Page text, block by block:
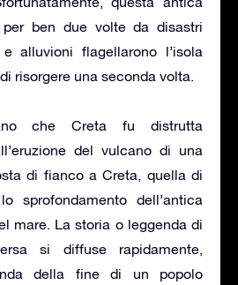
ben due volte da disastri
alluvioni flagellarono l’isola
risorgere una seconda volta.
che Creta fu distrutta
del vulcano di una
di fianco a Creta, quella di
sprofondamento dell’antica
mare. La storia o leggenda di
si diffuse rapidamente,
della fine di un popolo